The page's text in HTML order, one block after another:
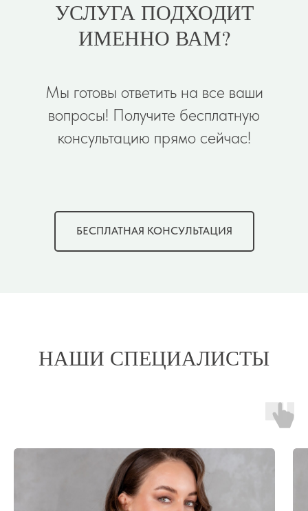
УСЛУГА ПОДХОДИТ
ИМЕННО ВАМ?
Мы готовы ответить на все ваши
вопросы! Получите бесплатную
консультацию прямо сейчас!
БЕСПЛАТНАЯ КОНСУЛЬТАЦИЯ
НАШИ СПЕЦИАЛИСТЫ